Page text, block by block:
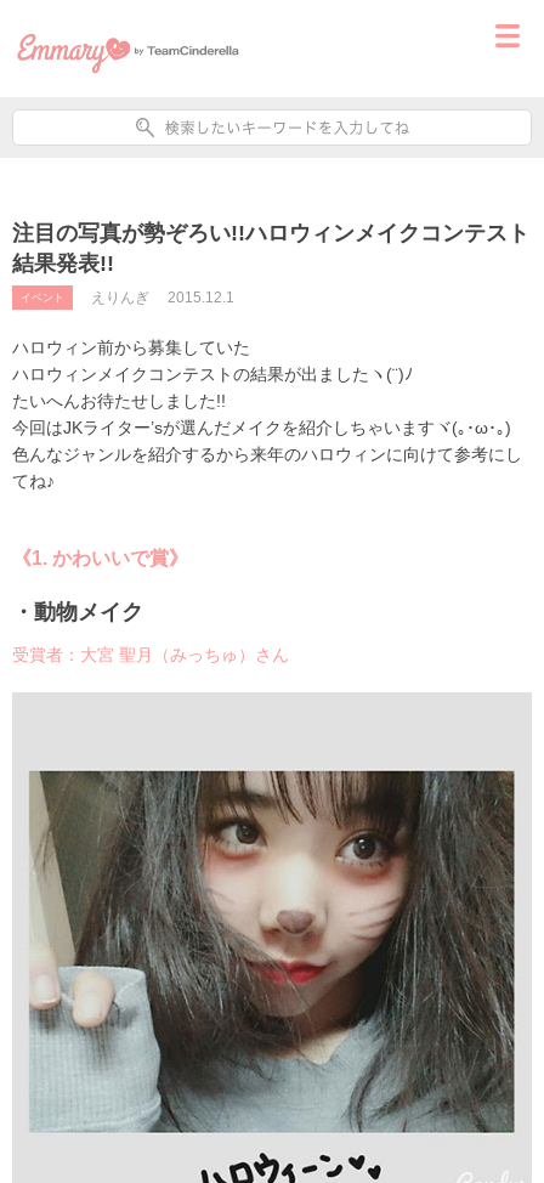
注目の写真が勢ぞろい!!ハロウィンメイクコンテスト
結果発表!!
イベント えりんぎ 2015.12.1
ハロウィン前から募集していた
ハロウィンメイクコンテストの結果が出ましたヽ(¨)ﾉ
たいへんお待たせしました!!
今回はJKライター’sが選んだメイクを紹介しちゃいますヾ(｡･ω･｡)
色んなジャンルを紹介するから来年のハロウィンに向けて参考にし
てね♪
《1. かわいいで賞》
・動物メイク
受賞者：大宮 聖月（みっちゅ）さん